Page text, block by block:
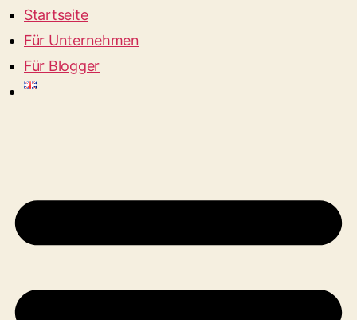
Startseite
Für Unternehmen
Für Blogger